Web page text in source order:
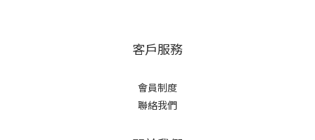
客戶服務
會員制度
聯絡我們